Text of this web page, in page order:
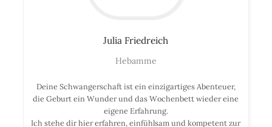
Julia Friedreich
Hebamme
Deine Schwangerschaft ist ein einzigartiges Abenteuer,
die Geburt ein Wunder und das Wochenbett wieder eine
eigene Erfahrung.
Ich stehe dir hier erfahren, einfühlsam und kompetent zur